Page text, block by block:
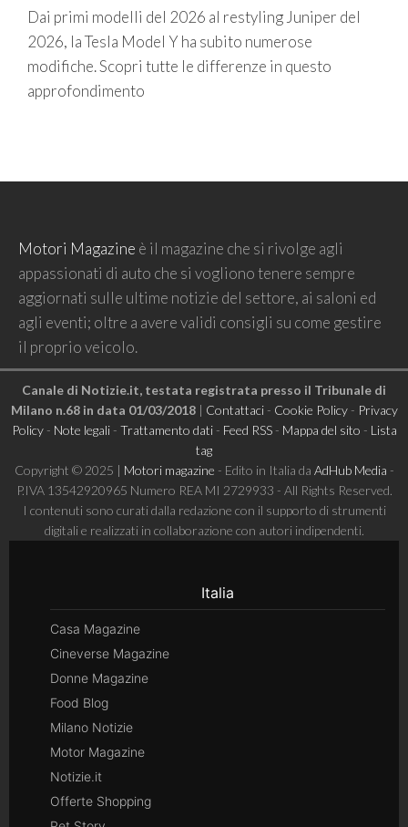
Dai primi modelli del 2026 al restyling Juniper del
2026, la Tesla Model Y ha subito numerose
modifiche. Scopri tutte le differenze in questo
approfondimento
Motori Magazine è il magazine che si rivolge agli
appassionati di auto che si vogliono tenere sempre
aggiornati sulle ultime notizie del settore, ai saloni ed
agli eventi; oltre a avere validi consigli su come gestire
il proprio veicolo.
Canale di Notizie.it, testata registrata presso il Tribunale di
Milano n.68 in data 01/03/2018| Contattaci- Cookie Policy- Privacy
Policy- Note legali- Trattamento dati- Feed RSS- Mappa del sito - Lista
tag
Copyright © 2025 | Motori magazine - Edito in Italia da AdHub Media -
P.IVA 13542920965 Numero REA MI 2729933 - All Rights Reserved.
I contenuti sono curati dalla redazione con il supporto di strumenti
digitali e realizzati in collaborazione con autori indipendenti.
Italia
Casa Magazine
Cineverse Magazine
Donne Magazine
Food Blog
Milano Notizie
Motor Magazine
Notizie.it
Offerte Shopping